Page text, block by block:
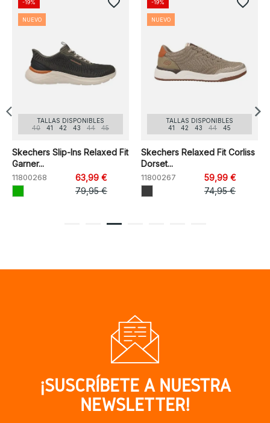
TALLAS DISPONIBLES
40
41 42 43 44 45
Skechers Slip-Ins Relaxed Fit
Garner...
11800268
63,99 €
79,95 €
-19%
NUEVO
TALLAS DISPONIBLES
41
42 43 44 45
Skechers Relaxed Fit Corliss
Dorset...
11800267
59,99 €
74,95 €
-19%
NUEVO
3
¡SUSCRÍBETE A NUESTRA
NEWSLETTER!